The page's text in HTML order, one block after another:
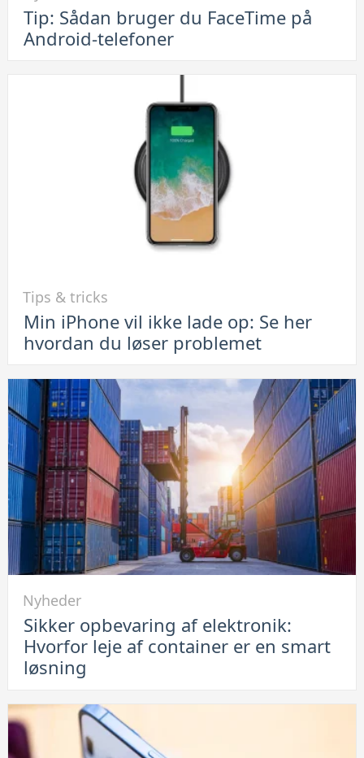
Tip:
Sådan
Tip: Sådan bruger du FaceTime på
Android-telefoner
Min
iPhone
ikke
lade
op:
Se
her
hvordan
du
løser
problemet
Tips & tricks
Min iPhone vil ikke lade op: Se her
hvordan du løser problemet
Sikker
opbevaring
Hvorfor
leje
Nyheder
Sikker opbevaring af elektronik:
Hvorfor leje af container er en smart
løsning